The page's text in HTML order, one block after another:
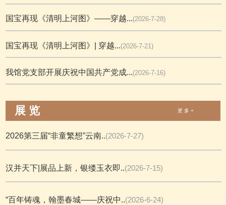
国宝再现《清明上河图》——穿越...(2026-7-28)
国宝再现《清明上河图》| 穿越...(2026-7-21)
我馆党支部开展庆祝中国共产党成...(2026-7-16)
展 览 更 多 +
2026第三届“非童繁想”云南..(2026-7-27)
汉并天下|展品上新，银缕玉衣即..(2026-7-15)
“百年铸魂，翰墨春城——庆祝中..(2026-6-24)